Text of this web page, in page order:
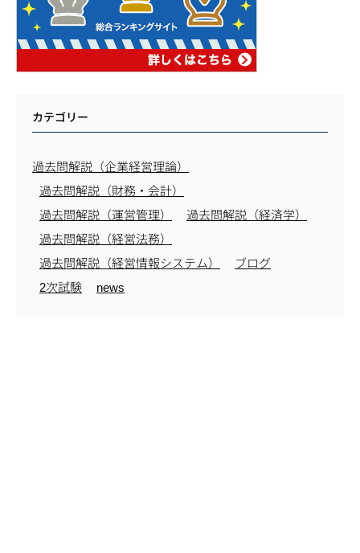
カテゴリー
過去問解説（企業経営理論）
過去問解説（財務・会計）
過去問解説（運営管理）
過去問解説（経済学）
過去問解説（経営法務）
過去問解説（経営情報システム）
ブログ
2次試験
news